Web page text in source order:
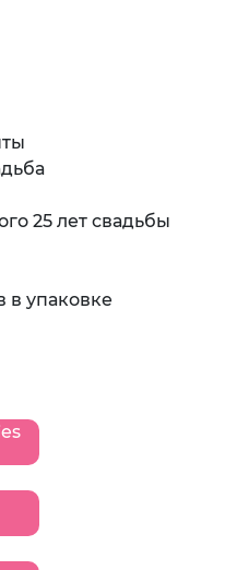
25 лет свадьбы
в упаковке